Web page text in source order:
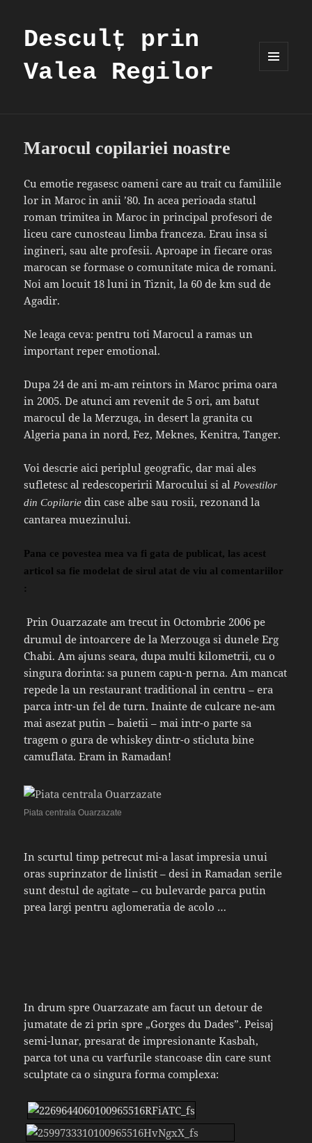
Desculț prin
Valea Regilor
Marocul copilariei noastre
Cu emotie regasesc oameni care au trait cu familiile
lor in Maroc in anii ’80. In acea perioada statul
roman trimitea in Maroc in principal profesori de
liceu care cunosteau limba franceza. Erau insa si
ingineri, sau alte profesii. Aproape in fiecare oras
marocan se formase o comunitate mica de romani.
Noi am locuit 18 luni in Tiznit, la 60 de km sud de
Agadir.
Ne leaga ceva: pentru toti Marocul a ramas un
important reper emotional.
Dupa 24 de ani m-am reintors in Maroc prima oara
in 2005. De atunci am revenit de 5 ori, am batut
marocul de la Merzuga, in desert la granita cu
Algeria pana in nord, Fez, Meknes, Kenitra, Tanger.
Voi descrie aici periplul geografic, dar mai ales
sufletesc al redescoperirii Marocului si alPovestilor
din Copilarie din case albe sau rosii, rezonand la
cantarea muezinului.
Pana ce povestea mea va fi gata de publicat, las acest
articol sa fie modelat de sirul atat de viu al comentariilor
:
Prin Ouarzazate am trecut in Octombrie 2006 pe
drumul de intoarcere de la Merzouga si dunele Erg
Chabi. Am ajuns seara, dupa multi kilometrii, cu o
singura dorinta: sa punem capu-n perna. Am mancat
repede la un restaurant traditional in centru – era
parca intr-un fel de turn. Inainte de culcare ne-am
mai asezat putin – baietii – mai intr-o parte sa
tragem o gura de whiskey dintr-o sticluta bine
camuflata. Eram in Ramadan!
Piata centrala Ouarzazate
In scurtul timp petrecut mi-a lasat impresia unui
oras suprinzator de linistit – desi in Ramadan serile
sunt destul de agitate – cu bulevarde parca putin
prea largi pentru aglomeratia de acolo …
In drum spre Ouarzazate am facut un detour de
jumatate de zi prin spre „Gorges du Dades”. Peisaj
semi-lunar, presarat de impresionante Kasbah,
parca tot una cu varfurile stancoase din care sunt
sculptate ca o singura forma complexa: